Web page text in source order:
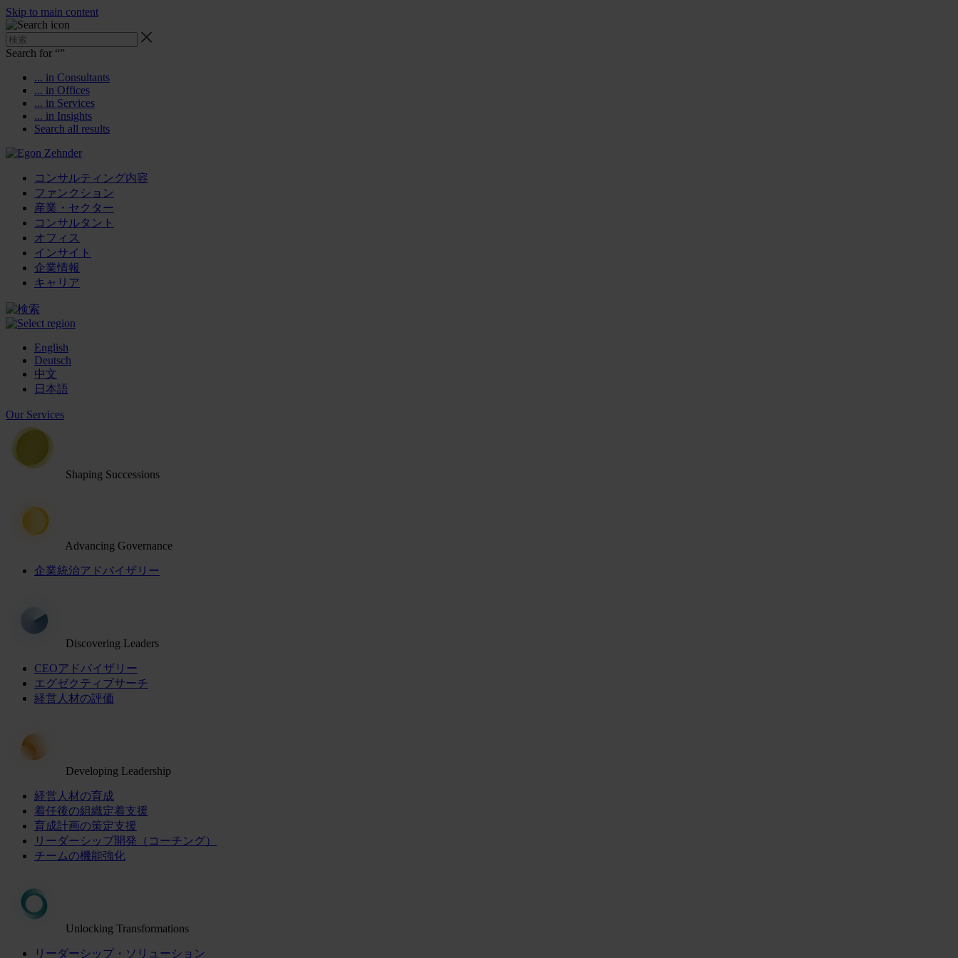
Skip to main content
Search for “”
... in Consultants
... in Offices
... in Services
... in Insights
Search all results
コンサルティング内容
ファンクション
産業・セクター
コンサルタント
オフィス
インサイト
企業情報
キャリア
English
Deutsch
中文
日本語
Our Services
Shaping Successions
Advancing Governance
企業統治アドバイザリー
Discovering Leaders
CEOアドバイザリー
エグゼクティブサーチ
経営人材の評価
Developing Leadership
経営人材の育成
着任後の組織定着支援
育成計画の策定支援
リーダーシップ開発（コーチング）
チームの機能強化
Unlocking Transformations
リーダーシップ・ソリューション